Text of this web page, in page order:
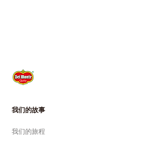
我们的故事
我们的旅程